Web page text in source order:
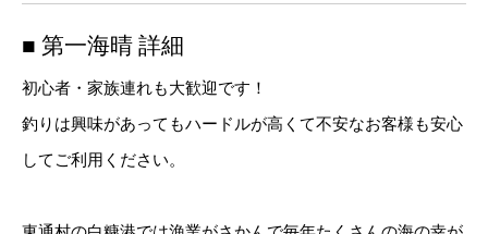
■ 第一海晴 詳細
初心者・家族連れも大歓迎です！
釣りは興味があってもハードルが高くて不安なお客様も安心
してご利用ください。